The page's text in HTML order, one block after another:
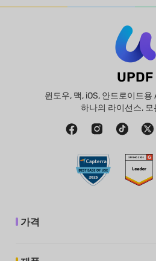
UPDF
윈도우, 맥, iOS, 안드로이드용
하나의 라이선스, 모
가격